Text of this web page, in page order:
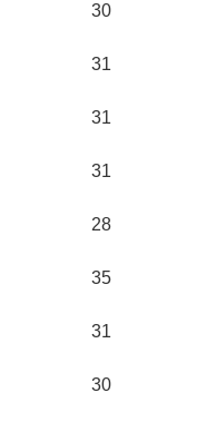
30
31
31
31
28
35
31
30